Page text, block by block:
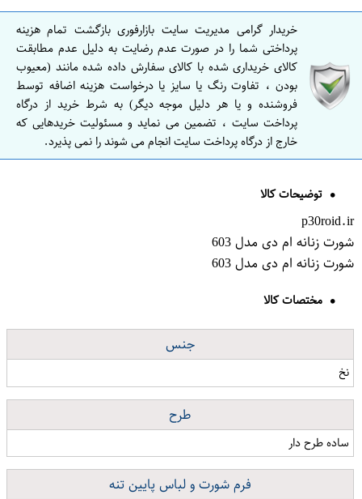
خریدار گرامی مدیریت سایت بازارفوری بازگشت تمام هزینه
پرداختی شما را در صورت عدم رضایت به دلیل عدم مطابقت
کالای خریداری شده با کالای سفارش داده شده مانند (معیوب
بودن ، تفاوت رنگ یا سایز یا درخواست هزینه اضافه توسط
فروشنده و یا هر دلیل موجه دیگر) به شرط خرید از درگاه
پرداخت سایت ، تضمین می نماید و مسئولیت خریدهایی که
خارج از درگاه پرداخت سایت انجام می شوند را نمی پذیرد.
توضیحات کالا
p30roid.ir
شورت زنانه ام دی مدل 603
شورت زنانه ام دی مدل 603
مختصات کالا
جنس
نخ
طرح
ساده طرح دار
فرم شورت و لباس پایین تنه